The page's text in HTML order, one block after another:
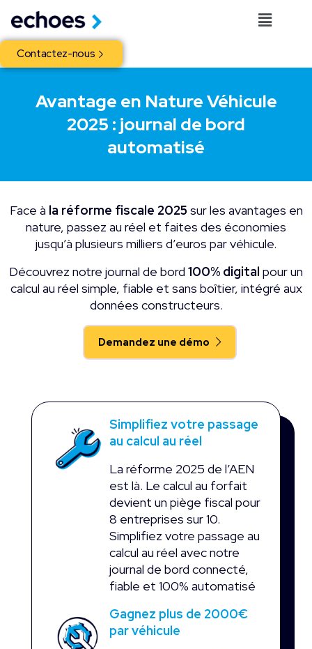
Contactez-nous
Avantage en Nature Véhicule
2025 : journal de bord
automatisé
Face à la réforme fiscale 2025 sur les avantages en
nature, passez au réel et faites des économies
jusqu’à plusieurs milliers d’euros par véhicule.
Découvrez notre journal de bord 100% digital pour un
calcul au réel simple, fiable et sans boîtier, intégré aux
données constructeurs.
Demandez une démo
Simplifiez votre passage
au calcul au réel
La réforme 2025 de l’AEN
est là. Le calcul au forfait
devient un piège fiscal pour
8 entreprises sur 10.
Simplifiez votre passage au
calcul au réel avec notre
journal de bord connecté,
fiable et 100% automatisé
Gagnez plus de 2000€
par véhicule